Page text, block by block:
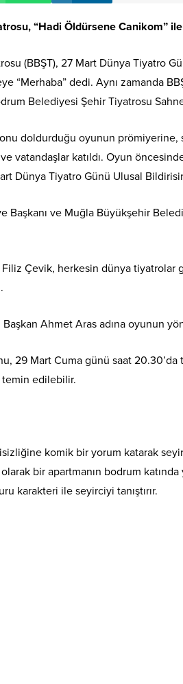
“Hadi Öldürsene Canikom”
(BBŞT), 27 Mart Dünya Tiyatro
“Merhaba” dedi. Aynı zamanda
Belediyesi Şehir Tiyatrosu
doldurduğu oyunun prömiyerine,
vatandaşlar katıldı. Oyun
Dünya Tiyatro Günü Ulusal
Başkanı ve Muğla Büyükşehir
Çevik, herkesin dünya
Ahmet Aras adına oyunun
29 Mart Cuma günü saat
edilebilir.
komik bir yorum katarak
bir apartmanın bodrum
karakteri ile seyirciyi tanıştırır.